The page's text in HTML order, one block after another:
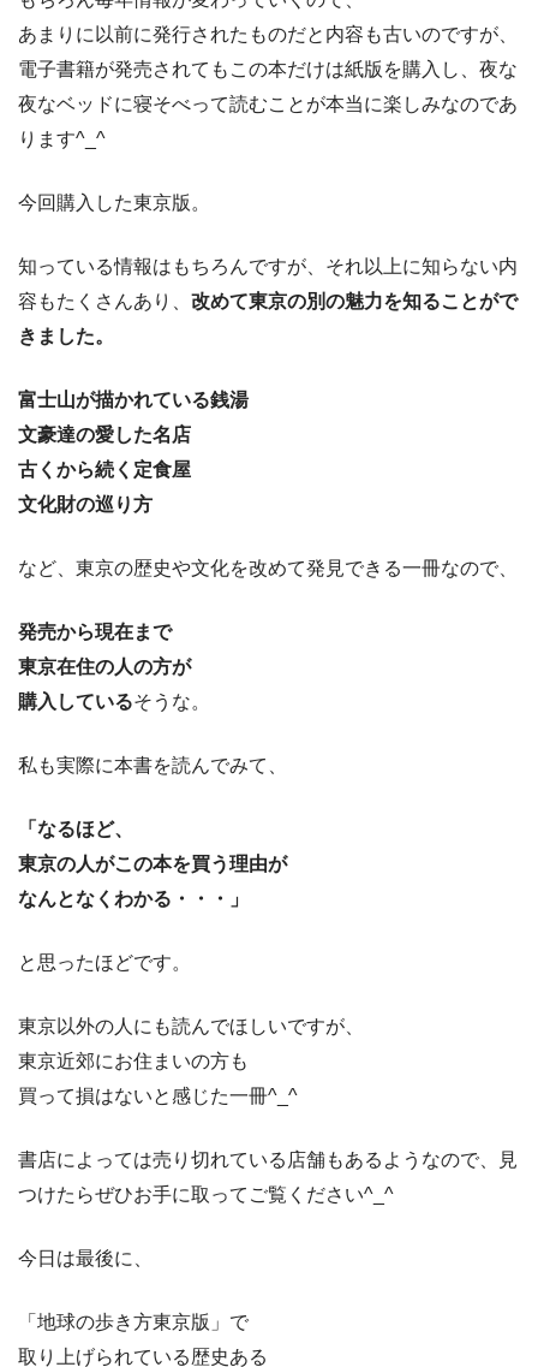
あまりに以前に発行されたものだと内容も古いのですが、
電子書籍が発売されてもこの本だけは紙版を購入し、夜な
夜なベッドに寝そべって読むことが本当に楽しみなのであ
ります^_^
今回購入した東京版。
知っている情報はもちろんですが、それ以上に知らない内
容もたくさんあり、 改めて東京の別の魅力を知ることがで
きました。
富士山が描かれている銭湯
文豪達の愛した名店
古くから続く定食屋
文化財の巡り方
など、東京の歴史や文化を改めて発見できる一冊なので、
発売から現在まで
東京在住の人の方が
購入しているそうな。
私も実際に本書を読んでみて、
「なるほど、
東京の人がこの本を買う理由が
なんとなくわかる・・・」
と思ったほどです。
東京以外の人にも読んでほしいですが、
東京近郊にお住まいの方も
買って損はないと感じた一冊^_^
書店によっては売り切れている店舗もあるようなので、見
つけたらぜひお手に取ってご覧ください^_^
今日は最後に、
「地球の歩き方東京版」で
取り上げられている歴史ある